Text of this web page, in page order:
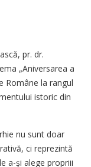
pr. dr.
„Aniversarea a
Române la rangul
istoric din
nu sunt doar
ci reprezintă
a-şi alege propriii